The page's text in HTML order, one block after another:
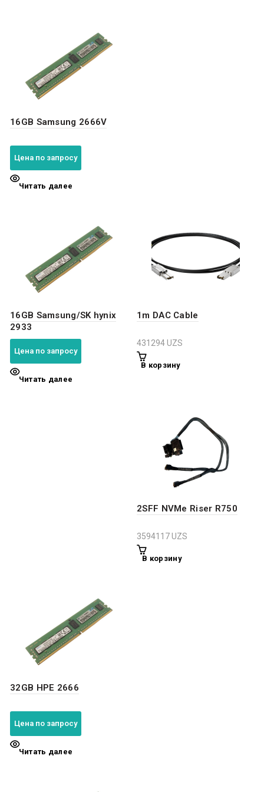
16GB Samsung 2666V
Цена по запросу
Читать далее
16GB Samsung/SK hynix
2933
Цена по запросу
Читать далее
1m DAC Cable
431294UZS
В корзину
2SFF NVMe Riser R750
3594117UZS
В корзину
32GB HPE 2666
Цена по запросу
Читать далее